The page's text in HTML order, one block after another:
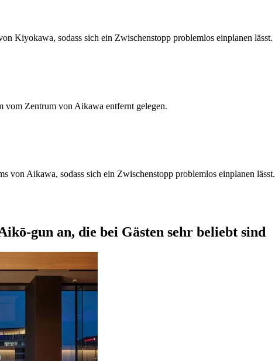
Kiyokawa, sodass sich ein Zwischenstopp problemlos einplanen lässt.
Zentrum von Aikawa entfernt gelegen.
von Aikawa, sodass sich ein Zwischenstopp problemlos einplanen lässt.
gun an, die bei Gästen sehr beliebt sind